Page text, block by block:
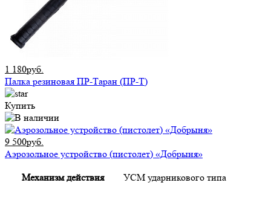
1 180руб.
Палка резиновая ПР-Таран (ПР-Т)
Купить
9 500руб.
Аэрозольное устройство (пистолет) «Добрыня»
Механизм действия УСМ ударникового типа